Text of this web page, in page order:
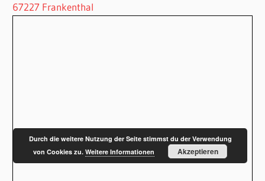
67227 Frankenthal
Durch die weitere Nutzung der Seite stimmst du der Verwendung
von Cookies zu.Weitere Informationen Akzeptieren